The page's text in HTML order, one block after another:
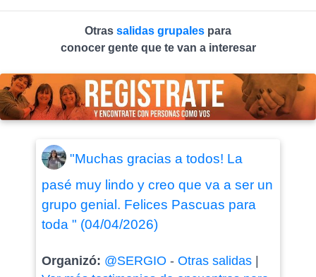
Otras salidas grupales para
conocer gente que te van a interesar
"Muchas gracias a todos! La
pasé muy lindo y creo que va a ser un
grupo genial. Felices Pascuas para
toda " (04/04/2026)
Organizó: @SERGIO - Otras salidas|